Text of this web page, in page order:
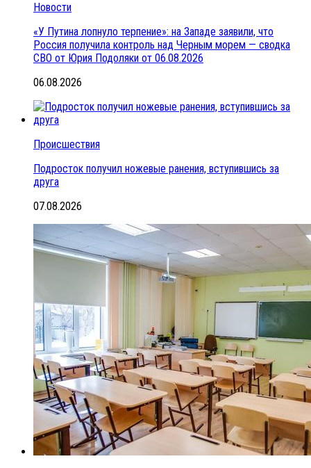
Новости
«У Путина лопнуло терпение»: на Западе заявили, что
Россия получила контроль над Черным морем — сводка
СВО от Юрия Подоляки от 06.08.2026
06.08.2026
Происшествия
Подросток получил ножевые ранения, вступившись за
друга
07.08.2026